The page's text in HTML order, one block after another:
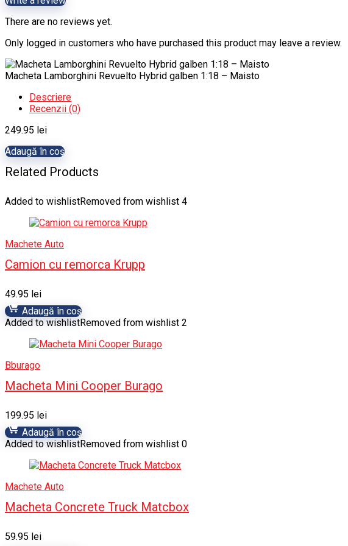
There are no reviews yet.
Only logged in customers who have purchased this product may leave a review.
Macheta Lamborghini Revuelto Hybrid galben 1:18 – Maisto
Descriere
Recenzii (0)
249.95 lei
Adaugă în coș
Related Products
Added to wishlistRemoved from wishlist 4
Machete Auto
Camion cu remorca Krupp
49.95 lei
Adaugă în coș
Added to wishlistRemoved from wishlist 2
Bburago
Macheta Mini Cooper Burago
199.95 lei
Adaugă în coș
Added to wishlistRemoved from wishlist 0
Machete Auto
Macheta Concrete Truck Matcbox
59.95 lei